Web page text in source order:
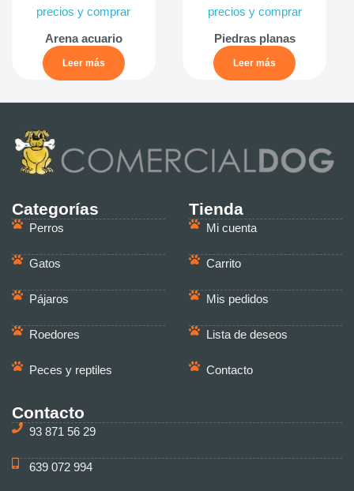
precios y comprar
Arena acuario
Leer más
precios y comprar
Piedras planas
Leer más
Categorías
Perros
Gatos
Pájaros
Roedores
Peces y reptiles
Tienda
Mi cuenta
Carrito
Mis pedidos
Lista de deseos
Contacto
Contacto
93 871 56 29
639 072 994